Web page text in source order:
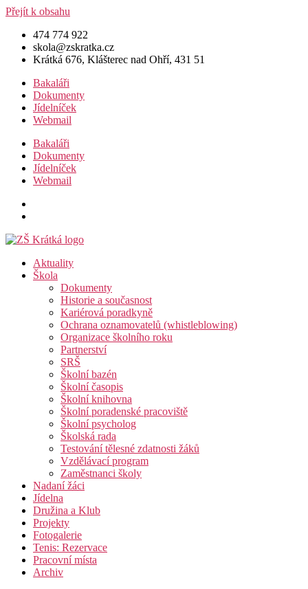
Přejít k obsahu
474 774 922
skola@zskratka.cz
Krátká 676, Klášterec nad Ohří, 431 51
Bakaláři
Dokumenty
Jídelníček
Webmail
Bakaláři
Dokumenty
Jídelníček
Webmail
Aktuality
Škola
Dokumenty
Historie a současnost
Kariérová poradkyně
Ochrana oznamovatelů (whistleblowing)
Organizace školního roku
Partnerství
SRŠ
Školní bazén
Školní časopis
Školní knihovna
Školní poradenské pracoviště
Školní psycholog
Školská rada
Testování tělesné zdatnosti žáků
Vzdělávací program
Zaměstnanci školy
Nadaní žáci
Jídelna
Družina a Klub
Projekty
Fotogalerie
Tenis: Rezervace
Pracovní místa
Archiv